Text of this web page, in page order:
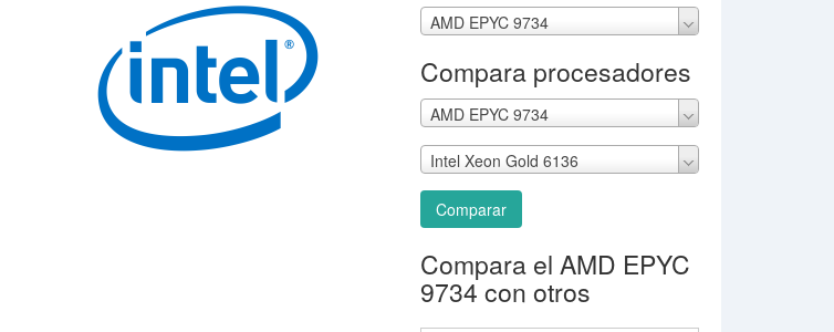
AMD EPYC 9734
Compara procesadores
AMD EPYC 9734
Intel Xeon Gold 6136
Comparar
Compara el AMD EPYC
9734 con otros